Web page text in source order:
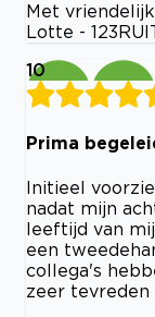
Met
Lotte -
10
Prima
Initieel
nadat mijn
leeftijd van
een
collega's
zeer